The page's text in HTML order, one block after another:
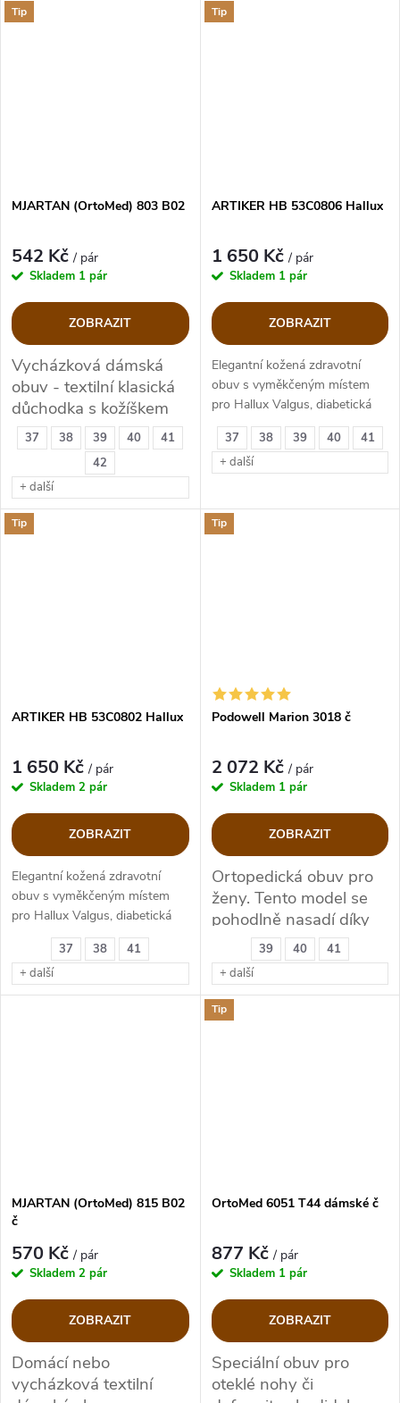
Tip
37 38 39 40
41
42
+ další
MJARTAN (OrtoMed) 803 B02
542 Kč/ pár
Skladem 1 pár
ZOBRAZIT
Vycházková dámská
obuv - textilní klasická
důchodka s kožíškem
Tip
37 38 39 40
41
+ další
ARTIKER HB 53C0806 Hallux
1 650 Kč/ pár
Skladem 1 pár
ZOBRAZIT
Elegantní kožená zdravotní
obuv s vyměkčeným místem
pro Hallux Valgus, diabetická
Tip
37 38
41
+ další
ARTIKER HB 53C0802 Hallux
1 650 Kč/ pár
Skladem 2 pár
ZOBRAZIT
Elegantní kožená zdravotní
obuv s vyměkčeným místem
pro Hallux Valgus, diabetická
Tip
39 40
41
+ další
Podowell Marion 3018 č
2 072 Kč/ pár
Skladem 1 pár
ZOBRAZIT
Ortopedická obuv pro
ženy. Tento model se
pohodlně nasadí díky
své pružnosti na nártu,
byl vyvinut tak, aby se
přizpůsobil patologiím,
jako jsou otoky nebo
kladívkové prsty,
MJARTAN (OrtoMed) 815 B02
č
570 Kč/ pár
Skladem 2 pár
ZOBRAZIT
Domácí nebo
vycházková textilní
Tip
OrtoMed 6051 T44 dámské č
877 Kč/ pár
Skladem 1 pár
ZOBRAZIT
Speciální obuv pro
oteklé nohy či